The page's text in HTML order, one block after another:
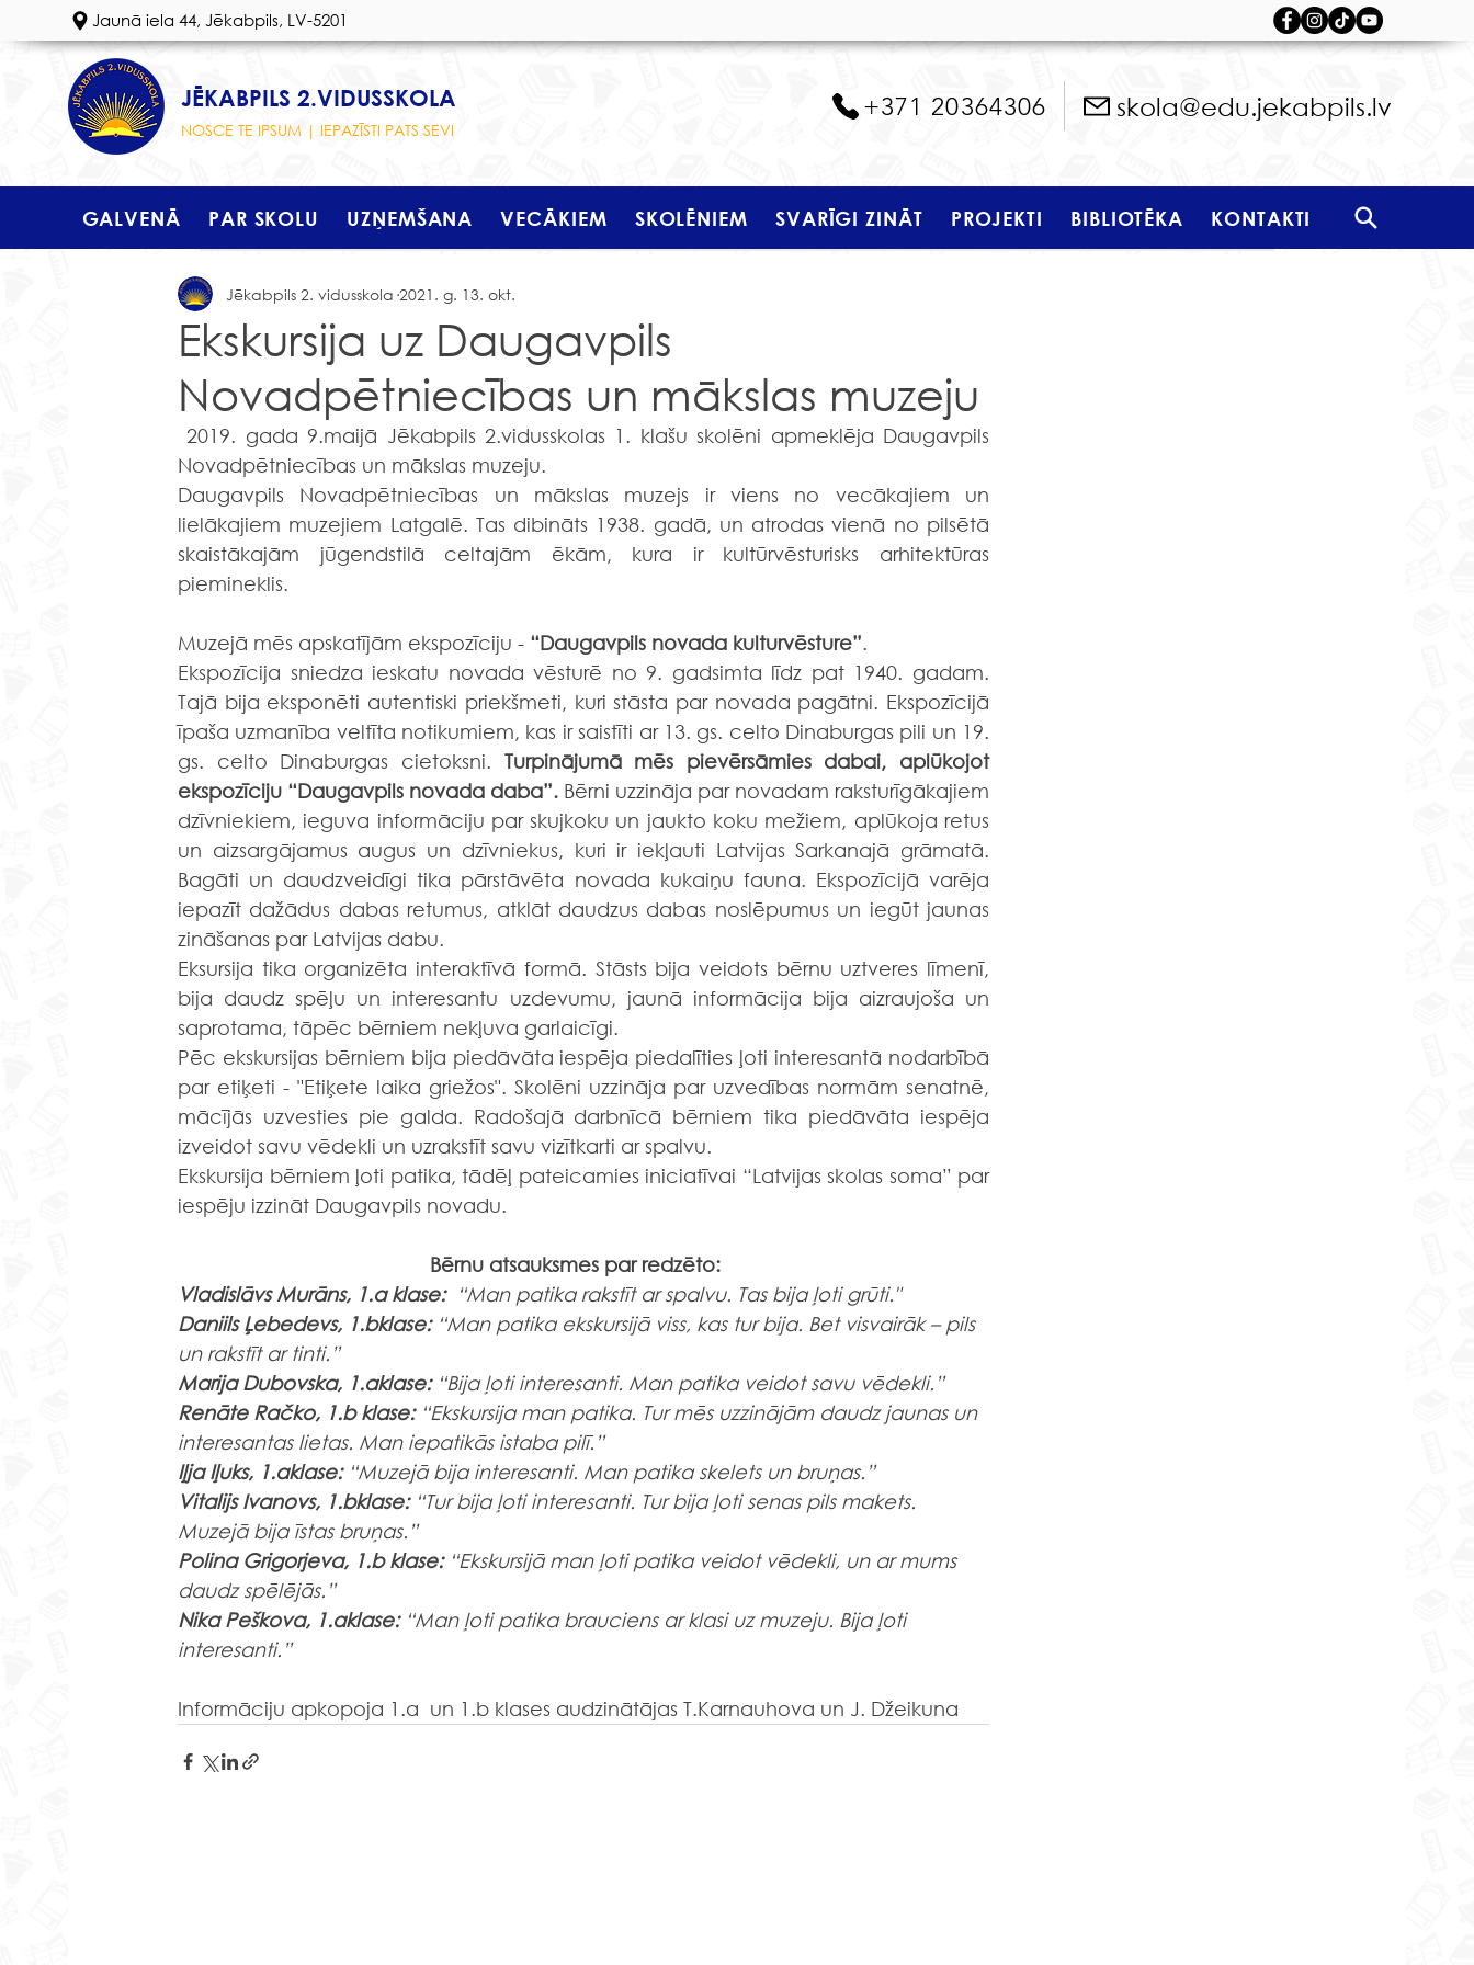
Jaunā iela 44, Jēkabpils, LV-5201
JĒKABPILS 2.VIDUSSKOLA
NOSCE TE IPSUM | IEPAZĪSTI PATS SEVI
+371 20364306 skola@edu.jekabpils.lv
GALVENĀ PAR SKOLU UZŅEMŠANA VECĀKIEM SKOLĒNIEM SVARĪGI ZINĀT PROJEKTI BIBLIOTĒKA KONTAKTI
Ekskursija uz Daugavpils
Novadpētniecības un mākslas muzeju
Jēkabpils 2. vidusskola 2021. g. 13. okt.
Novadpētniecības un mākslas muzeju.
Daugavpils Novadpētniecības un mākslas muzejs ir viens no vecākajiem un
lielākajiem muzejiem Latgalē. Tas dibināts 1938. gadā, un atrodas vienā no pilsētā
skaistākajām jūgendstilā celtajām ēkām, kura ir kultūrvēsturisks arhitektūras
piemineklis.
Muzejā mēs apskatījām ekspozīciju - “Daugavpils novada kulturvēsture”.
Ekspozīcija sniedza ieskatu novada vēsturē no 9. gadsimta līdz pat 1940. gadam.
Tajā bija eksponēti autentiski priekšmeti, kuri stāsta par novada pagātni. Ekspozīcijā
īpaša uzmanība veltīta notikumiem, kas ir saistīti ar 13. gs. celto Dinaburgas pili un 19.
gs. celto Dinaburgas cietoksni. Turpinājumā mēs pievērsāmies dabai, aplūkojot
ekspozīciju “Daugavpils novada daba”. Bērni uzzināja par novadam raksturīgākajiem
dzīvniekiem, ieguva informāciju par skujkoku un jaukto koku mežiem, aplūkoja retus
un aizsargājamus augus un dzīvniekus, kuri ir iekļauti Latvijas Sarkanajā grāmatā.
Bagāti un daudzveidīgi tika pārstāvēta novada kukaiņu fauna. Ekspozīcijā varēja
iepazīt dažādus dabas retumus, atklāt daudzus dabas noslēpumus un iegūt jaunas
zināšanas par Latvijas dabu.
Eksursija tika organizēta interaktīvā formā. Stāsts bija veidots bērnu uztveres līmenī,
bija daudz spēļu un interesantu uzdevumu, jaunā informācija bija aizraujoša un
saprotama, tāpēc bērniem nekļuva garlaicīgi.
Pēc ekskursijas bērniem bija piedāvāta iespēja piedalīties ļoti interesantā nodarbībā
par etiķeti - "Etiķete laika griežos". Skolēni uzzināja par uzvedības normām senatnē,
mācījās uzvesties pie galda. Radošajā darbnīcā bērniem tika piedāvāta iespēja
izveidot savu vēdekli un uzrakstīt savu vizītkarti ar spalvu.
Ekskursija bērniem ļoti patika, tādēļ pateicamies iniciatīvai “Latvijas skolas soma” par
iespēju izzināt Daugavpils novadu.
Bērnu atsauksmes par redzēto:
Vladislāvs Murāns, 1.а klase: “Man patika rakstīt ar spalvu. Tas bija ļoti grūti."
Daniils Ļebedevs, 1.bklase: “Man patika ekskursijā viss, kas tur bija. Bet visvairāk – pils
un rakstīt ar tinti.”
Marija Dubovska, 1.аklase: “Bija ļoti interesanti. Man patika veidot savu vēdekli.”
Renāte Račko, 1.b klase: “Ekskursija man patika. Tur mēs uzzinājām daudz jaunas un
interesantas lietas. Man iepatikās istaba pilī.”
Iļja Iļuks, 1.аklase: “Muzejā bija interesanti. Man patika skelets un bruņas.”
Vitalijs Ivanovs, 1.bklase: “Tur bija ļoti interesanti. Tur bija ļoti senas pils makets.
Muzejā bija īstas bruņas.”
Polina Grigorjeva, 1.b klase: “Ekskursijā man ļoti patika veidot vēdekli, un ar mums
daudz spēlējās.”
Nika Peškova, 1.аklase: “Man ļoti patika brauciens ar klasi uz muzeju. Bija ļoti
interesanti.”
Informāciju apkopoja 1.a  un 1.b klases audzinātājas T.Karnauhova un J. Džeikuna